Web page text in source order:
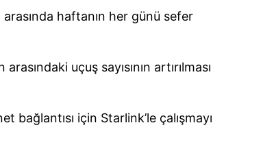
haftanın her günü sefer
uçuş sayısının artırılması
bağlantısı için Starlink’le çalışmayı